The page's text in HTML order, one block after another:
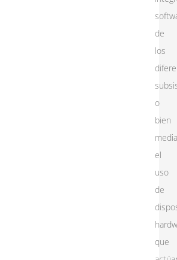
de
los
o
bien
el
uso
de
que